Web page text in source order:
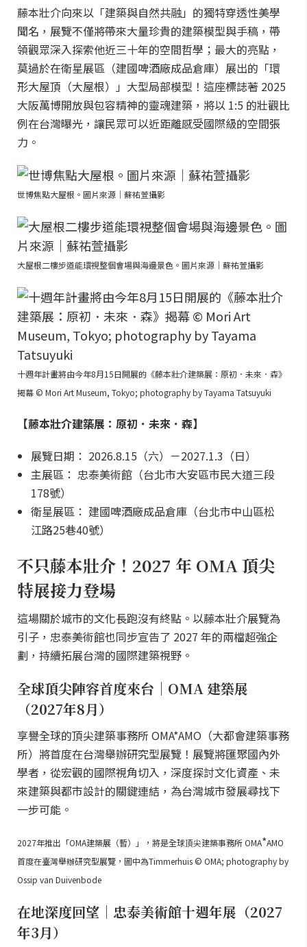
藤本壯介向來以「建築與自然共融」的獨特穿透性美學
聞名，展覽不僅將帶來大量珍貴的建築模型與手稿，帶
領觀眾深入探索他近三十年的空間哲學；最大的亮點，
莫過於在衛星展區（建國啤酒廠成品倉庫）展出的「環
形大屋頂（大屋根）」大型局部模型！這座標誌著 2025
大阪萬博開放與包容精神的靈魂建築，將以 1:5 的壯觀比
例在台灣曝光，讓民眾可以近距離感受國際級的空間張
力。
世博焦點大屋根。圖片來源｜蘇祐萱攝影
大屋根二樓步道能環視整個會場與海邊景色。圖片來源｜蘇祐萱攝影
十週年計畫將由今年8月15日開展的《藤本壯介建築展：原初．未來．森》
揭幕 © Mori Art Museum, Tokyo; photography by Tayama Tatsuyuki
【藤本壯介建築展：原初．未來．森】
展覽日期： 2026.8.15（六）－2027.1.3（日）
主展區： 忠泰美術館（台北市大安區市民大道三段
178號）
衛星展區： 建國啤酒廠成品倉庫（台北市中山區松
江路25巷40號）
不只藤本壯介！2027 年 OMA 頂尖
特展接力登場
這場關於城市的文化長跑沒有終點。以藤本壯介展覽為
引子，忠泰美術館也同步宣告了 2027 年的兩檔超強企
劃，持續拓展台灣的國際建築視野。
全球頂尖陣容首度來台｜OMA 建築展
（2027年8月）
享譽全球的頂尖建築事務所 OMA*AMO（大都會建築事務
所）將首度在台灣舉辦研究型展覽！展覽將匯聚國內外
學者，從宏觀的國際視角切入，深度探討文化資產、未
來建築與都市設計的關鍵連結，為台灣城市發展尋找下
一步可能。
2027年推出「OMA建築展（暫）」，將是全球頂尖建築事務所 OMA*AMO
首度在臺灣舉辦研究型展覽，圖中為Timmerhuis © OMA; photography by
Ossip van Duivenbode
在地深度回望｜忠泰美術館十週年展（2027
年3月）